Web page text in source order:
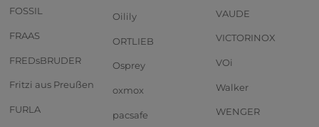
FOSSIL
FRAAS
FREDsBRUDER
Fritzi aus Preußen
FURLA
Oilily
ORTLIEB
Osprey
oxmox
pacsafe
VAUDE
VICTORINOX
VOi
Walker
WENGER